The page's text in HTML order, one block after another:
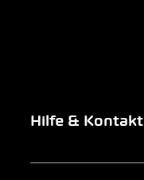
Hilfe & Kontakt